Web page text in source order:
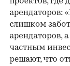
арендаторов:
слишком
арендаторов,
частным
решают, что